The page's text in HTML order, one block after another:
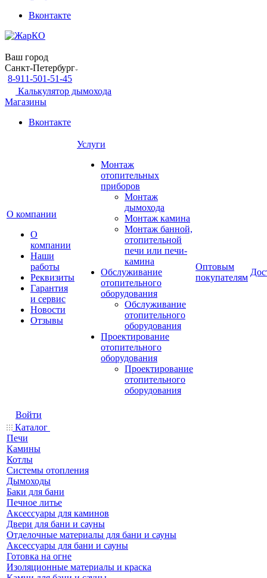
Вконтакте
Ваш город
Санкт-Петербург
8-911-501-51-45
Калькулятор дымохода
Магазины
Вконтакте
О компании
О
компании
Наши
работы
Реквизиты
Гарантия
и сервис
Новости
Отзывы
Услуги
Монтаж
отопительных
приборов
Монтаж
дымохода
Монтаж камина
Монтаж банной,
отопительной
печи или печи-
камина
Обслуживание
отопительного
оборудования
Обслуживание
отопительного
оборудования
Проектирование
отопительного
оборудования
Проектирование
отопительного
оборудования
Оптовым
покупателям
Войти
Каталог
Печи
Камины
Котлы
Системы отопления
Дымоходы
Баки для бани
Печное литье
Аксессуары для каминов
Двери для бани и сауны
Отделочные материалы для бани и сауны
Аксессуары для бани и сауны
Готовка на огне
Изоляционные материалы и краска